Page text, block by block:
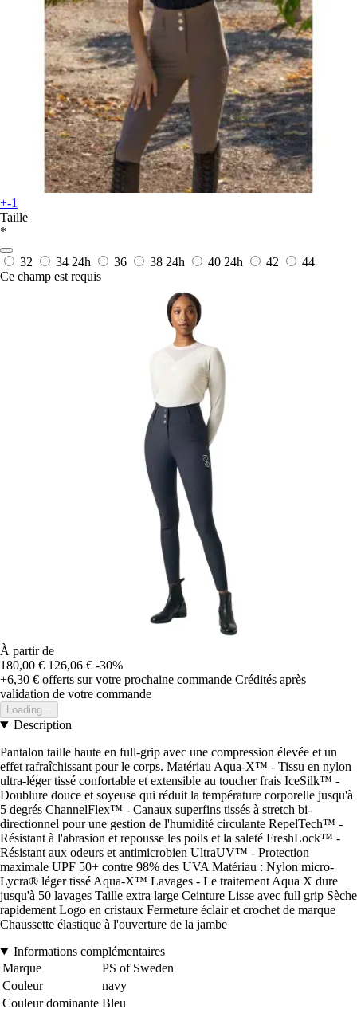
+-1
Taille
*
32 34 24h 36 38 24h 40 24h 42
44
Ce champ est requis
À partir de
180,00 € 126,06 € -30%
+6,30 € offerts sur votre prochaine commande Crédités après
validation de votre commande
Loading...
Description
Pantalon taille haute en full-grip avec une compression élevée et un
effet rafraîchissant pour le corps. Matériau Aqua-X™ - Tissu en nylon
ultra-léger tissé confortable et extensible au toucher frais IceSilk™ -
Doublure douce et soyeuse qui réduit la température corporelle jusqu'à
5 degrés ChannelFlex™ - Canaux superfins tissés à stretch bi-
directionnel pour une gestion de l'humidité circulante RepelTech™ -
Résistant à l'abrasion et repousse les poils et la saleté FreshLock™ -
Résistant aux odeurs et antimicrobien UltraUV™ - Protection
maximale UPF 50+ contre 98% des UVA Matériau : Nylon micro-
Lycra® léger tissé Aqua-X™ Lavages - Le traitement Aqua X dure
jusqu'à 50 lavages Taille extra large Ceinture Lisse avec full grip Sèche
rapidement Logo en cristaux Fermeture éclair et crochet de marque
Chaussette élastique à l'ouverture de la jambe
Informations complémentaires
Marque
PS of Sweden
Couleur
navy
Couleur dominante Bleu